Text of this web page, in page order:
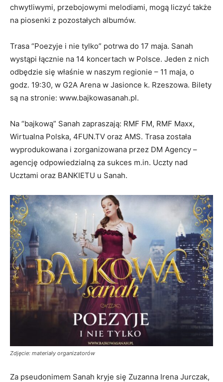
chwytliwymi, przebojowymi melodiami, mogą liczyć także
na piosenki z pozostałych albumów.
Trasa “Poezyje i nie tylko” potrwa do 17 maja. Sanah
wystąpi łącznie na 14 koncertach w Polsce. Jeden z nich
odbędzie się właśnie w naszym regionie – 11 maja, o
godz. 19:30, w G2A Arena w Jasionce k. Rzeszowa. Bilety
są na stronie: www.bajkowasanah.pl.
Na “bajkową” Sanah zapraszają: RMF FM, RMF Maxx,
Wirtualna Polska, 4FUN.TV oraz AMS. Trasa została
wyprodukowana i zorganizowana przez DM Agency –
agencję odpowiedzialną za sukces m.in. Uczty nad
Ucztami oraz BANKIETU u Sanah.
Zdjęcie: materiały organizatorów
Za pseudonimem Sanah kryje się Zuzanna Irena Jurczak,